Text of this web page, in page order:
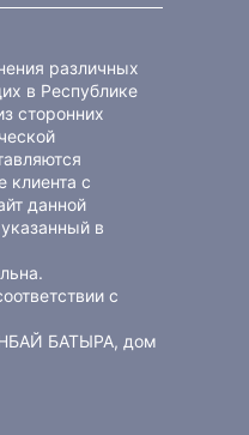
различных
в Республике
сторонних
клиента с
данной
в
с
БАТЫРА, дом